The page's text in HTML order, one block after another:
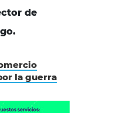
de
la guerra